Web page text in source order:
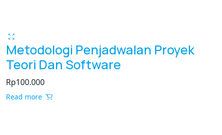
Metodologi Penjadwalan Proyek
Teori Dan Software
Rp100.000
Read more